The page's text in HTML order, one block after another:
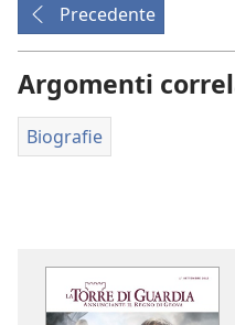
Precedente
Argomenti
Biografie